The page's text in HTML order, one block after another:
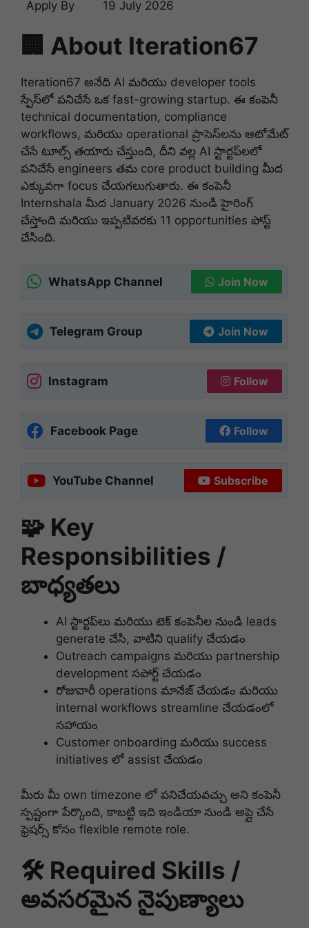
Apply By 19 July 2026
🏢 About Iteration67
Iteration67 అనేది AI మరియు developer tools
స్పేస్‌లో పనిచేసే ఒక fast-growing startup. ఈ కంపెనీ
technical documentation, compliance
workflows, మరియు operational ప్రాసెస్‌లను ఆటోమేట్
చేసే టూల్స్ తయారు చేస్తుంది, దీని వల్ల AI స్టార్టప్‌లలో
పనిచేసే engineers తమ core product building మీద
ఎక్కువగా focus చేయగలుగుతారు. ఈ కంపెనీ
Internshala మీద January 2026 నుండి హైరింగ్
చేస్తోంది మరియు ఇప్పటివరకు 11 opportunities పోస్ట్
చేసింది.
WhatsApp Channel Join Now
Telegram Group Join Now
Instagram Follow
Facebook Page Follow
YouTube Channel Subscribe
🧩 Key
Responsibilities /
బాధ్యతలు
AI స్టార్టప్‌లు మరియు టెక్ కంపెనీల నుండి leads
generate చేసి, వాటిని qualify చేయడం
Outreach campaigns మరియు partnership
development సపోర్ట్ చేయడం
రోజువారీ operations మానేజ్ చేయడం మరియు
internal workflows streamline చేయడంలో
సహాయం
Customer onboarding మరియు success
initiatives లో assist చేయడం
మీరు మీ own timezone లో పనిచేయవచ్చు అని కంపెనీ
స్పష్టంగా పేర్కొంది, కాబట్టి ఇది ఇండియా నుండి అప్లై చేసే
ఫ్రెషర్స్ కోసం flexible remote role.
🛠️ Required Skills /
అవసరమైన నైపుణ్యాలు